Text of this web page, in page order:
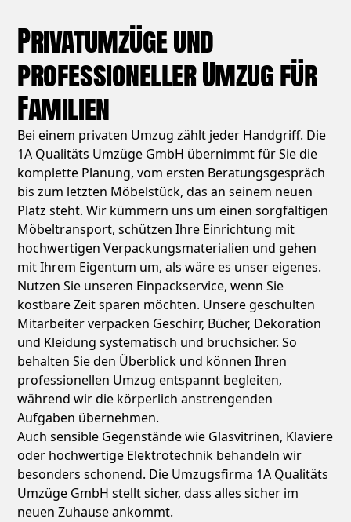
Privatumzüge und
professioneller Umzug für
Familien
Bei einem privaten Umzug zählt jeder Handgriff. Die
1A Qualitäts Umzüge GmbH übernimmt für Sie die
komplette Planung, vom ersten Beratungsgespräch
bis zum letzten Möbelstück, das an seinem neuen
Platz steht. Wir kümmern uns um einen sorgfältigen
Möbeltransport, schützen Ihre Einrichtung mit
hochwertigen Verpackungsmaterialien und gehen
mit Ihrem Eigentum um, als wäre es unser eigenes.
Nutzen Sie unseren Einpackservice, wenn Sie
kostbare Zeit sparen möchten. Unsere geschulten
Mitarbeiter verpacken Geschirr, Bücher, Dekoration
und Kleidung systematisch und bruchsicher. So
behalten Sie den Überblick und können Ihren
professionellen Umzug entspannt begleiten,
während wir die körperlich anstrengenden
Aufgaben übernehmen.
Auch sensible Gegenstände wie Glasvitrinen, Klaviere
oder hochwertige Elektrotechnik behandeln wir
besonders schonend. Die Umzugsfirma 1A Qualitäts
Umzüge GmbH stellt sicher, dass alles sicher im
neuen Zuhause ankommt.